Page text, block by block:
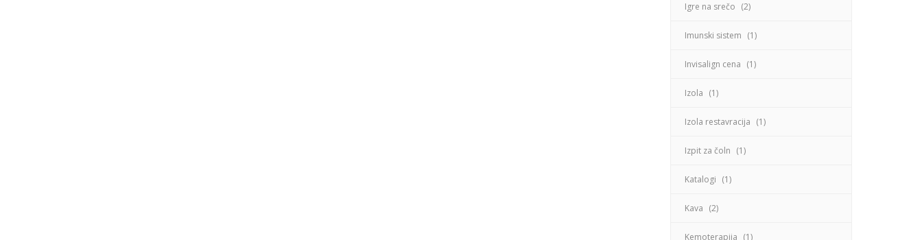
Igre na srečo (2)
Imunski sistem (1)
Invisalign cena (1)
Izola (1)
Izola restavracija (1)
Izpit za čoln (1)
Katalogi (1)
Kava (2)
Kemoterapija (1)